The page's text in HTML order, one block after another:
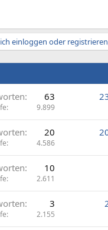
einloggen oder
63
9.899
20
4.586
10
2.611
3
2.155